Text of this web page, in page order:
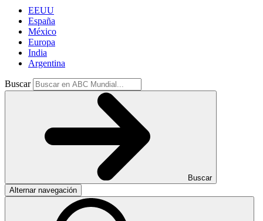
EEUU
España
México
Europa
India
Argentina
Buscar
Buscar
Alternar navegación